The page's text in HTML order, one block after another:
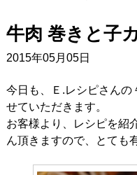
牛肉 巻きと子
2015年05月05日
今日も、Ｅ.レシピさん
せていただきます。
お客様より、レシピを紹
ん頂きますので、とても